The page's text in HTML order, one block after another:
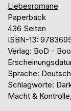
Liebesromane
Paperback
436 Seiten
ISBN-13:
Verlag: BoD -
Sprache: Deutsch
Schlagworte:
Macht &